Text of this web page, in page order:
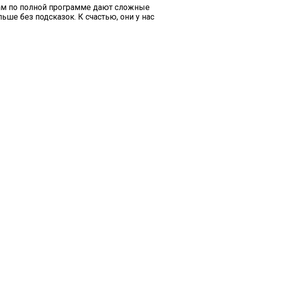
по полной программе дают сложные
без подсказок. К счастью, они у нас